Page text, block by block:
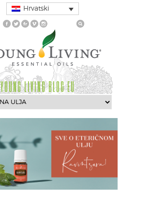
Hrvatski
YOUNG LIVING BLOG EU